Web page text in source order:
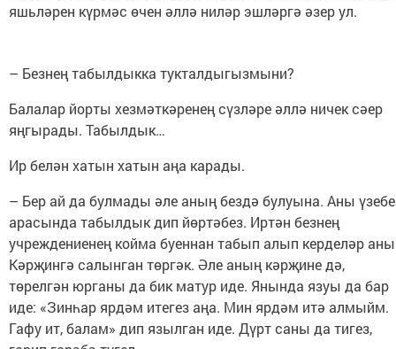
яшьләрен күрмәс өчен әллә ниләр эшләргә әзер ул.
– Безнең табылдыкка тукталдыгызмыни?
Балалар йорты хезмәткәренең сүзләре әллә ничек сәер
яңгырады. Табылдык…
Ир белән хатын хатын аңа карады.
– Бер ай да булмады әле аның бездә булуына. Аны
арасында табылдык дип йөртәбез. Иртән безнең
учреждениенең койма буеннан табып алып керделәр
Кәрҗингә салынган төргәк. Әле аның кәрҗине дә,
төрелгән юрганы да бик матур иде. Янында язуы да бар
иде: «Зинһар ярдәм итегез аңа. Мин ярдәм итә алмыйм.
Гафу ит, балам» дип язылган иде. Дүрт саны да тигез,